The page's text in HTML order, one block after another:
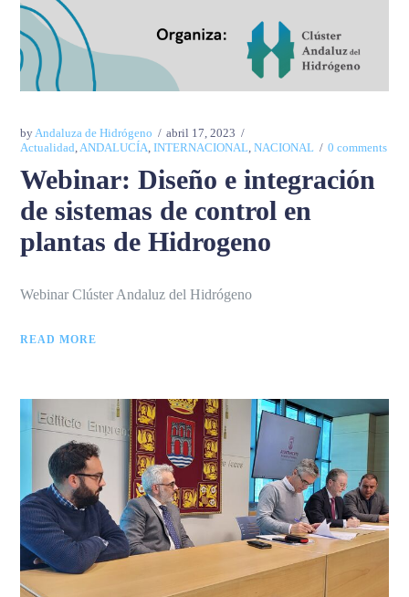
by Andaluza de Hidrógeno
abril 17, 2023
Actualidad ANDALUCÍA ,INTERNACIONAL ,NACIONAL 0 comments
Webinar: Diseño e integración
de sistemas de control en
plantas de Hidrogeno
Webinar Clúster Andaluz del Hidrógeno
READ MORE